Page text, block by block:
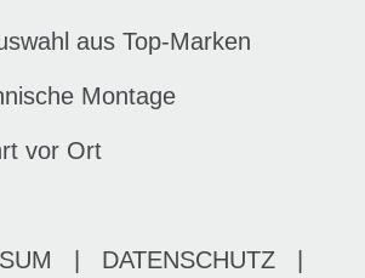
aus Top-Marken
Montage
vor Ort
DATENSCHUTZ